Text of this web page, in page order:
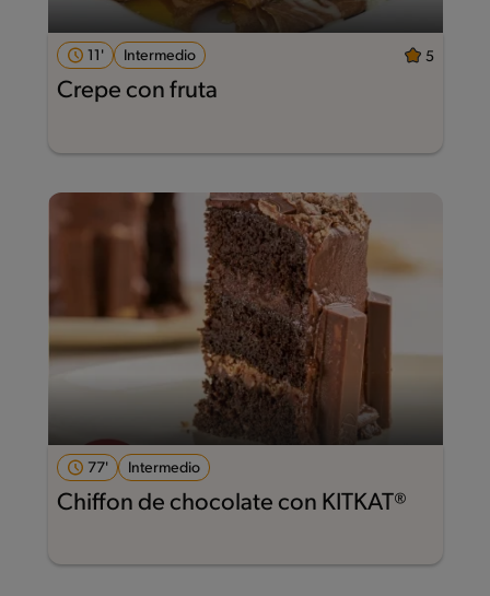
11' Intermedio 5
Crepe con fruta
77' Intermedio
Chiffon de chocolate con KITKAT®